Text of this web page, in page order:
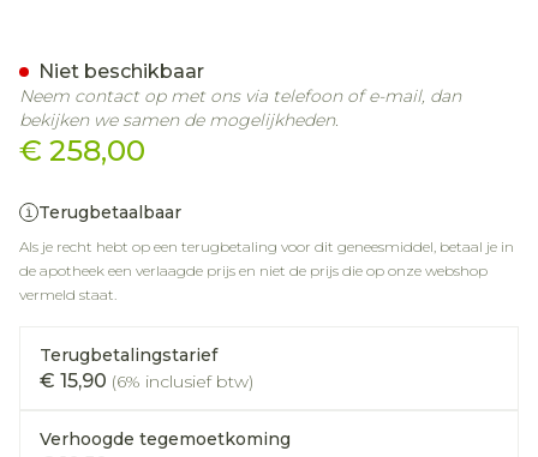
€ 258,00
Terugbetaalbaar
Als je recht hebt op een terugbetaling voor dit geneesmiddel, betaal je in
de apotheek een verlaagde prijs en niet de prijs die op onze webshop
vermeld staat.
Terugbetalingstarief
€ 15,90 (6% inclusief btw)
Verhoogde tegemoetkoming
Niet beschikbaar
Neem contact op met ons via telefoon of e-mail, dan
bekijken we samen de mogelijkheden.